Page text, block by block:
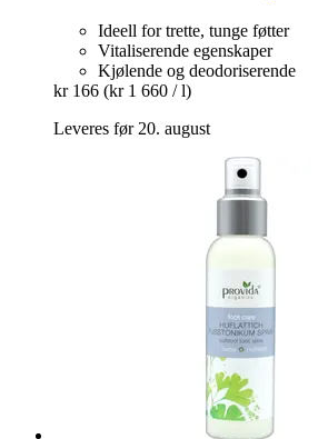
Ideell for trette, tunge føtter
Vitaliserende egenskaper
Kjølende og deodoriserende
kr 166 (kr 1 660 / l)
Leveres før 20. august